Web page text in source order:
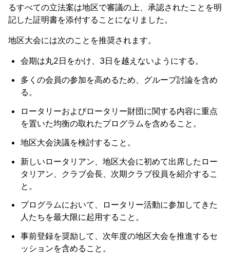
るすべての立法案は地区で審議の上、承認されたことを明
記した証明書を添付することになりました。
地区大会には次のことを推奨されます。
会期は丸2日をかけ、3日を越えないようにする。
多くの会員の参加を高めるため、グループ討論を含め
る。
ロータリーおよびロータリー財団に関する内容に重点
を置いた均衡の取れたプログラムを含めること。
地区大会決議を検討すること。
新しいロータリアン、地区大会に初めて出席したロー
タリアン、クラブ会長、次期クラブ役員を紹介するこ
と。
プログラムにおいて、ロータリー活動に参加してきた
人たちを最大限に起用すること。
事前登録を奨励して、次年度の地区大会を推進するセ
ッションを含めること。